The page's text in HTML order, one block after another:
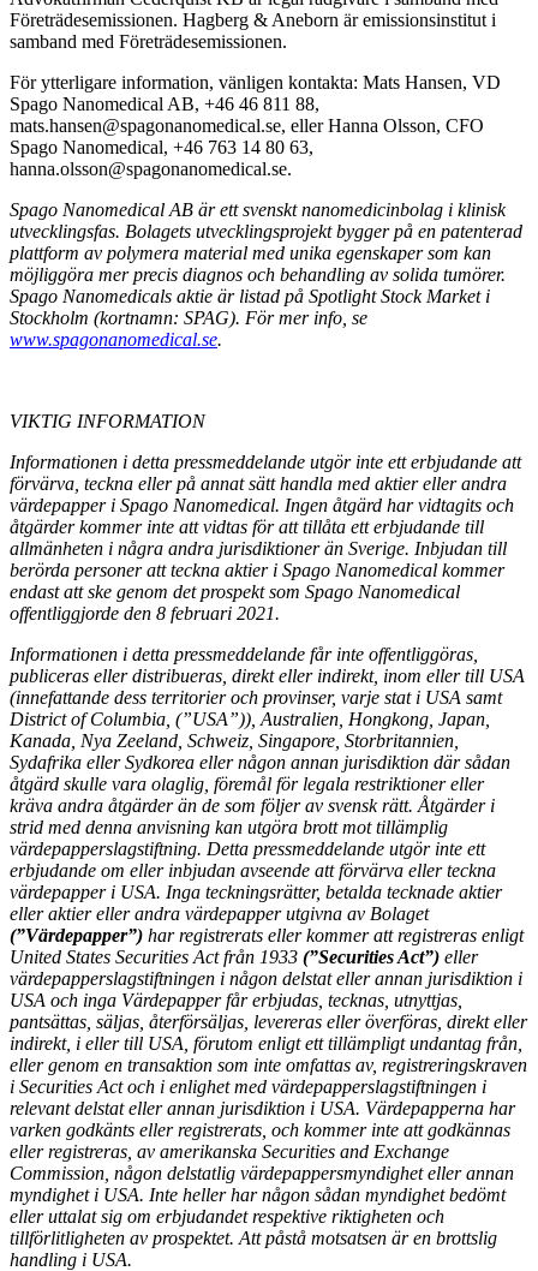
Företrädesemissionen. Hagberg & Aneborn är emissionsinstitut i
samband med Företrädesemissionen.
För ytterligare information, vänligen kontakta: Mats Hansen, VD
Spago Nanomedical AB, +46 46 811 88,
mats.hansen@spagonanomedical.se, eller Hanna Olsson, CFO
Spago Nanomedical, +46 763 14 80 63,
hanna.olsson@spagonanomedical.se.
Spago Nanomedical AB är ett svenskt nanomedicinbolag i klinisk
utvecklingsfas. Bolagets utvecklingsprojekt bygger på en patenterad
plattform av polymera material med unika egenskaper som kan
möjliggöra mer precis diagnos och behandling av solida tumörer.
Spago Nanomedicals aktie är listad på Spotlight Stock Market i
Stockholm (kortnamn: SPAG). För mer info, se
www.spagonanomedical.se.
VIKTIG INFORMATION
Informationen i detta pressmeddelande utgör inte ett erbjudande att
förvärva, teckna eller på annat sätt handla med aktier eller andra
värdepapper i Spago Nanomedical. Ingen åtgärd har vidtagits och
åtgärder kommer inte att vidtas för att tillåta ett erbjudande till
allmänheten i några andra jurisdiktioner än Sverige. Inbjudan till
berörda personer att teckna aktier i Spago Nanomedical kommer
endast att ske genom det prospekt som Spago Nanomedical
offentliggjorde den 8 februari 2021.
Informationen i detta pressmeddelande får inte offentliggöras,
publiceras eller distribueras, direkt eller indirekt, inom eller till USA
(innefattande dess territorier och provinser, varje stat i USA samt
District of Columbia, (”USA”)), Australien, Hongkong, Japan,
Kanada, Nya Zeeland, Schweiz, Singapore, Storbritannien,
Sydafrika eller Sydkorea eller någon annan jurisdiktion där sådan
åtgärd skulle vara olaglig, föremål för legala restriktioner eller
kräva andra åtgärder än de som följer av svensk rätt. Åtgärder i
strid med denna anvisning kan utgöra brott mot tillämplig
värdepapperslagstiftning. Detta pressmeddelande utgör inte ett
erbjudande om eller inbjudan avseende att förvärva eller teckna
värdepapper i USA. Inga teckningsrätter, betalda tecknade aktier
eller aktier eller andra värdepapper utgivna av Bolaget
(”Värdepapper”) har registrerats eller kommer att registreras enligt
United States Securities Act från 1933 (”Securities Act”) eller
värdepapperslagstiftningen i någon delstat eller annan jurisdiktion i
USA och inga Värdepapper får erbjudas, tecknas, utnyttjas,
pantsättas, säljas, återförsäljas, levereras eller överföras, direkt eller
indirekt, i eller till USA, förutom enligt ett tillämpligt undantag från,
eller genom en transaktion som inte omfattas av, registreringskraven
i Securities Act och i enlighet med värdepapperslagstiftningen i
relevant delstat eller annan jurisdiktion i USA. Värdepapperna har
varken godkänts eller registrerats, och kommer inte att godkännas
eller registreras, av amerikanska Securities and Exchange
Commission, någon delstatlig värdepappersmyndighet eller annan
myndighet i USA. Inte heller har någon sådan myndighet bedömt
eller uttalat sig om erbjudandet respektive riktigheten och
tillförlitligheten av prospektet. Att påstå motsatsen är en brottslig
handling i USA.